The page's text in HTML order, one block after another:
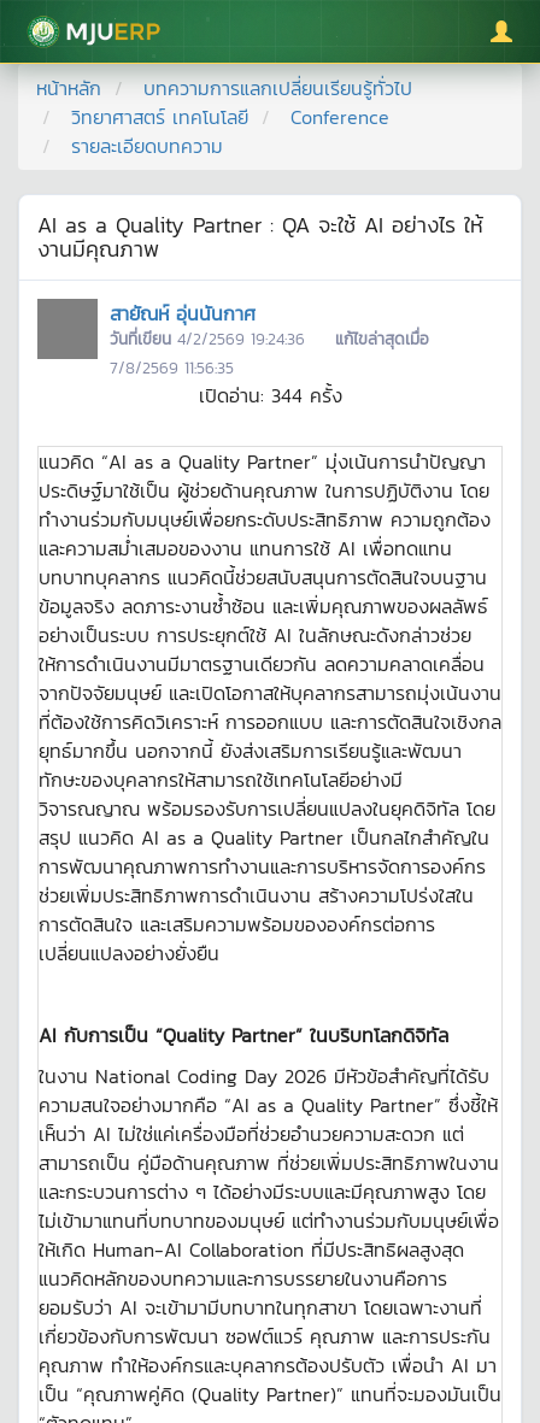
มหาวิทยาลัยแม่โจ้
หน้าหลัก
บทความการแลกเปลี่ยนเรียนรู้ทั่วไป
วิทยาศาสตร์ เทคโนโลยี
Conference
รายละเอียดบทความ
AI as a Quality Partner : QA จะใช้ AI อย่างไร ให้
งานมีคุณภาพ
สายัณห์ อุ่นนันกาศ
วันที่เขียน 4/2/2569 19:24:36
แก้ไขล่าสุดเมื่อ
7/8/2569 11:56:35
เปิดอ่าน: 344 ครั้ง
แนวคิด “AI as a Quality Partner” มุ่งเน้นการนำปัญญา
ประดิษฐ์มาใช้เป็น ผู้ช่วยด้านคุณภาพ ในการปฏิบัติงาน โดย
ทำงานร่วมกับมนุษย์เพื่อยกระดับประสิทธิภาพ ความถูกต้อง
และความสม่ำเสมอของงาน แทนการใช้ AI เพื่อทดแทน
บทบาทบุคลากร แนวคิดนี้ช่วยสนับสนุนการตัดสินใจบนฐาน
ข้อมูลจริง ลดภาระงานซ้ำซ้อน และเพิ่มคุณภาพของผลลัพธ์
อย่างเป็นระบบ การประยุกต์ใช้ AI ในลักษณะดังกล่าวช่วย
ให้การดำเนินงานมีมาตรฐานเดียวกัน ลดความคลาดเคลื่อน
จากปัจจัยมนุษย์ และเปิดโอกาสให้บุคลากรสามารถมุ่งเน้นงาน
ที่ต้องใช้การคิดวิเคราะห์ การออกแบบ และการตัดสินใจเชิงกล
ยุทธ์มากขึ้น นอกจากนี้ ยังส่งเสริมการเรียนรู้และพัฒนา
ทักษะของบุคลากรให้สามารถใช้เทคโนโลยีอย่างมี
วิจารณญาณ พร้อมรองรับการเปลี่ยนแปลงในยุคดิจิทัล โดย
สรุป แนวคิด AI as a Quality Partner เป็นกลไกสำคัญใน
การพัฒนาคุณภาพการทำงานและการบริหารจัดการองค์กร
ช่วยเพิ่มประสิทธิภาพการดำเนินงาน สร้างความโปร่งใสใน
การตัดสินใจ และเสริมความพร้อมขององค์กรต่อการ
เปลี่ยนแปลงอย่างยั่งยืน
AI กับการเป็น “Quality Partner” ในบริบทโลกดิจิทัล
ในงาน National Coding Day 2026 มีหัวข้อสำคัญที่ได้รับ
ความสนใจอย่างมากคือ “AI as a Quality Partner” ซึ่งชี้ให้
เห็นว่า AI ไม่ใช่แค่เครื่องมือที่ช่วยอำนวยความสะดวก แต่
สามารถเป็น คู่มือด้านคุณภาพ ที่ช่วยเพิ่มประสิทธิภาพในงาน
และกระบวนการต่าง ๆ ได้อย่างมีระบบและมีคุณภาพสูง โดย
ไม่เข้ามาแทนที่บทบาทของมนุษย์ แต่ทำงานร่วมกับมนุษย์เพื่อ
ให้เกิด Human-AI Collaboration ที่มีประสิทธิผลสูงสุด
แนวคิดหลักของบทความและการบรรยายในงานคือการ
ยอมรับว่า AI จะเข้ามามีบทบาทในทุกสาขา โดยเฉพาะงานที่
เกี่ยวข้องกับการพัฒนา ซอฟต์แวร์ คุณภาพ และการประกัน
คุณภาพ ทำให้องค์กรและบุคลากรต้องปรับตัว เพื่อนำ AI มา
เป็น “คุณภาพคู่คิด (Quality Partner)” แทนที่จะมองมันเป็น